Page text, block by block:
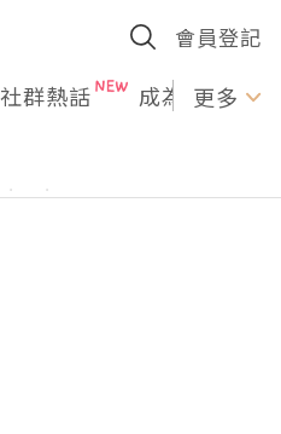
會員登記
社群熱話 成為U更多